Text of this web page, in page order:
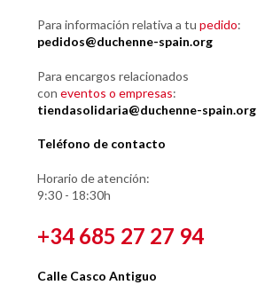
Para información relativa a tu pedido:
pedidos@duchenne-spain.org
Para encargos relacionados
con eventos o empresas:
tiendasolidaria@duchenne-spain.org
Teléfono de contacto
Horario de atención:
9:30 - 18:30h
+34 685 27 27 94
Calle Casco Antiguo